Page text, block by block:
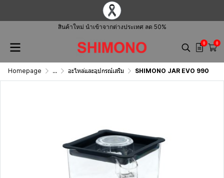
สินค้าใหม่ นำเข้าจากต่างประเทศ ลด 50%
0 0
Homepage ... อะไหล่และอุปกรณ์เสริม SHIMONO JAR EVO 990